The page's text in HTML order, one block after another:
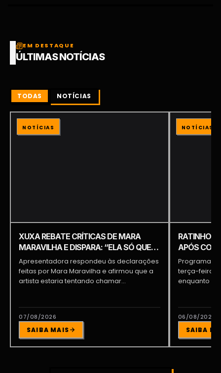
EM DESTAQUE
ÚLTIMAS NOTÍCIAS
TODAS NOTÍCIAS
NOTÍCIAS
XUXA REBATE CRÍTICAS DE MARA
MARAVILHA E DISPARA: “ELA SÓ QUER
APARECER”
Apresentadora respondeu às declarações
feitas por Mara Maravilha e afirmou que a
artista estaria tentando chamar...
07/08/2026
SAIBA MAIS
NOTÍCIAS
RATINHO É
APÓS
PIQUILO
Programa
terça-feira
enquanto a
06/08/2026
SAIBA